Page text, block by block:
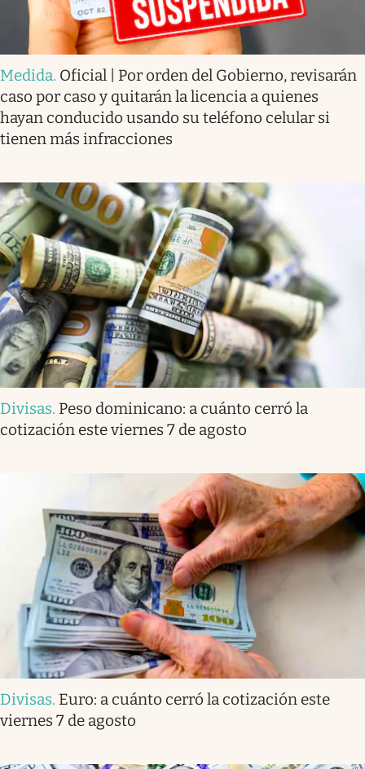
Medida. Oficial | Por orden del Gobierno, revisarán
caso por caso y quitarán la licencia a quienes
hayan conducido usando su teléfono celular si
tienen más infracciones
Divisas. Peso dominicano: a cuánto cerró la
cotización este viernes 7 de agosto
Divisas. Euro: a cuánto cerró la cotización este
viernes 7 de agosto